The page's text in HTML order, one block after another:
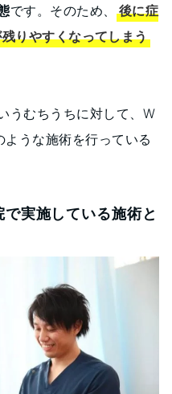
です。そのため、
後に症
りやすくなってしまう
うむちうちに対して、W
うな施術を行っている
実施している施術と